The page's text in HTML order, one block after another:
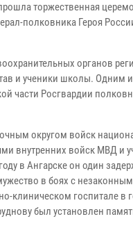
торжественная
полковника Героя
органов
и ученики школы. Одним
части Росгвардии
округом войск
внутренних войск МВД и
в Ангарске он один
в боях с
клиническом госпитале в
был установлен